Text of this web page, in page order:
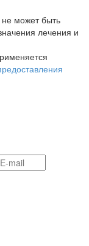
может быть
лечения и